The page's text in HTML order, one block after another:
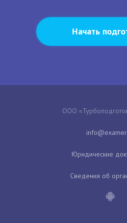
Начать
ООО
Юридические
Сведения об